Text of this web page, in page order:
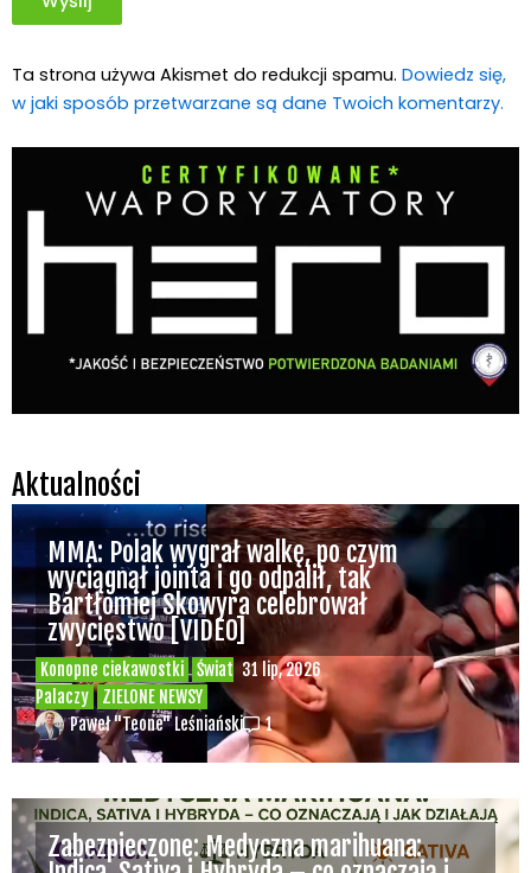
Ta strona używa Akismet do redukcji spamu. Dowiedz się,
w jaki sposób przetwarzane są dane Twoich komentarzy.
Aktualności
Konopne ciekawostki
Świat
Palaczy
ZIELONE NEWSY
31 lip, 2026
MMA: Polak wygrał walkę, po czym
wyciągnął jointa i go odpalił, tak
Bartłomiej Skowyra celebrował
zwycięstwo [VIDEO]
Paweł "Teone" Leśniański 1
Zabezpieczone: Medyczna marihuana: